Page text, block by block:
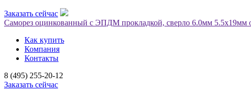
Заказать сейчас
Саморез оцинкованный с ЭПДМ прокладкой, сверло 6.0мм 5.5х19мм
Как купить
Компания
Контакты
8 (495) 255-20-12
Заказать сейчас